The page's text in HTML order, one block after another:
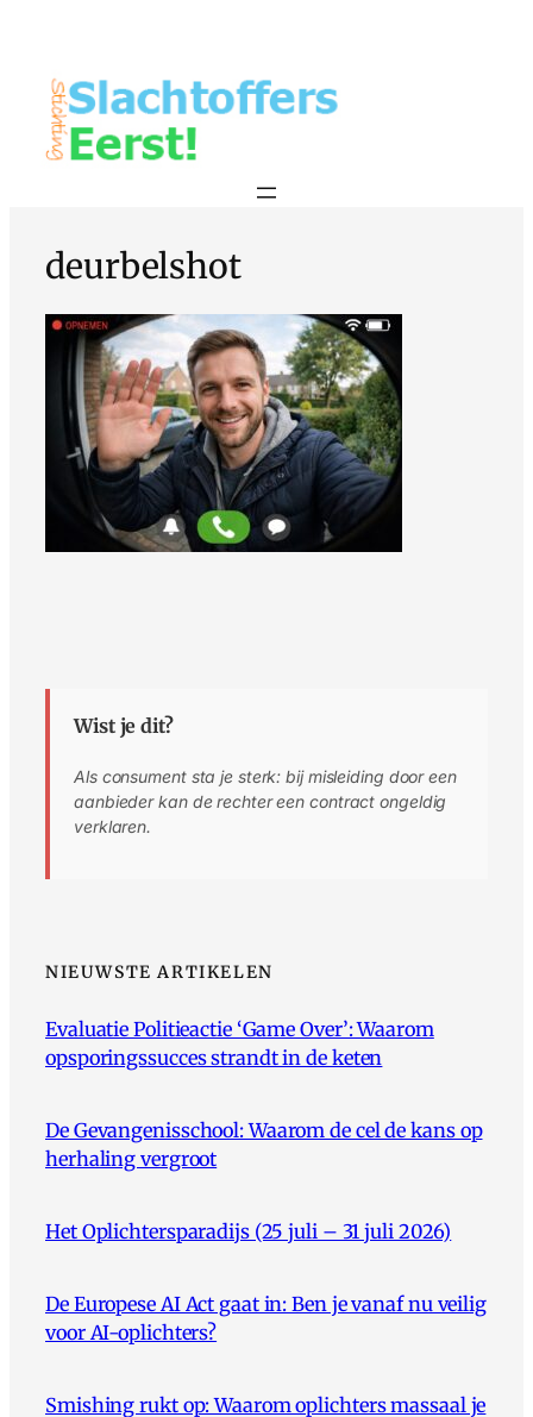
deurbelshot
Wist je dit?
Als consument sta je sterk: bij misleiding door een
aanbieder kan de rechter een contract ongeldig
verklaren.
NIEUWSTE ARTIKELEN
Evaluatie Politieactie ‘Game Over’: Waarom
opsporingssucces strandt in de keten
De Gevangenisschool: Waarom de cel de kans op
herhaling vergroot
Het Oplichtersparadijs (25 juli – 31 juli 2026)
De Europese AI Act gaat in: Ben je vanaf nu veilig
voor AI-oplichters?
Smishing rukt op: Waarom oplichters massaal je